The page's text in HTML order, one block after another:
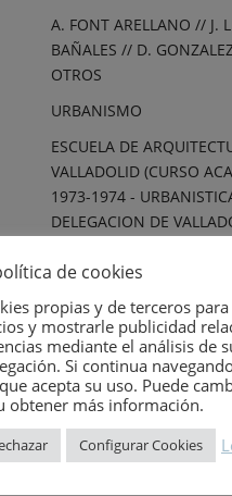
A. FONT ARELLANO // J.
BAÑALES // D.
OTROS
URBANISMO
ESCUELA DE
VALLADOLID (CURSO
1973-1974 -
DELEGACION DE
MADRID - COMISION DE
7 de agosto de 1976
2064
LA EVOLUCION HISTORICA
– Evolución histórica del
de cookies
propias y de terceros
y mostrarle publicidad
mediante el análisis de
Si continua
acepta su uso. Puede
obtener más información.
Configurar Cookies